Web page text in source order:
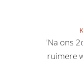
'Na ons
ruimere